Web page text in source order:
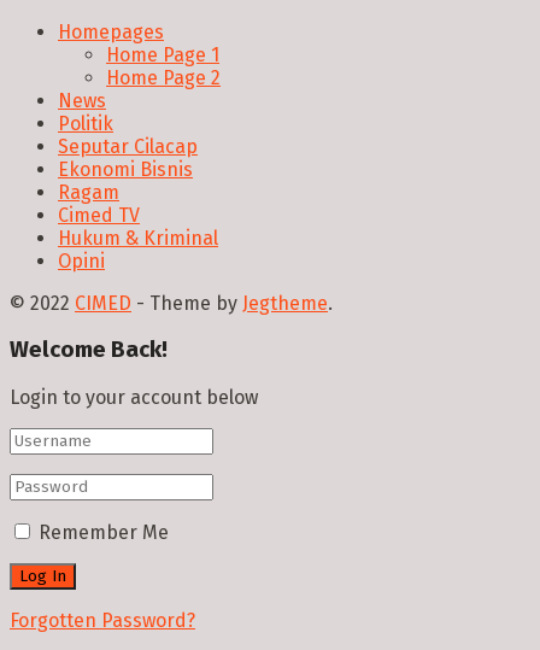
Homepages
Home Page 1
Home Page 2
News
Politik
Seputar Cilacap
Ekonomi Bisnis
Ragam
Cimed TV
Hukum & Kriminal
Opini
© 2022 CIMED - Theme by Jegtheme.
Welcome Back!
Login to your account below
Remember Me
Forgotten Password?